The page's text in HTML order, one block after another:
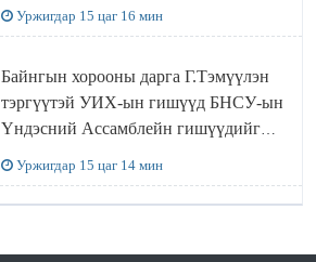
Уржигдар 15 цаг 16 мин
Байнгын хорооны дарга Г.Тэмүүлэн
тэргүүтэй УИХ-ын гишүүд БНСУ-ын
Үндэсний Ассамблейн гишүүдийг
Уржигдар 15 цаг 14 мин